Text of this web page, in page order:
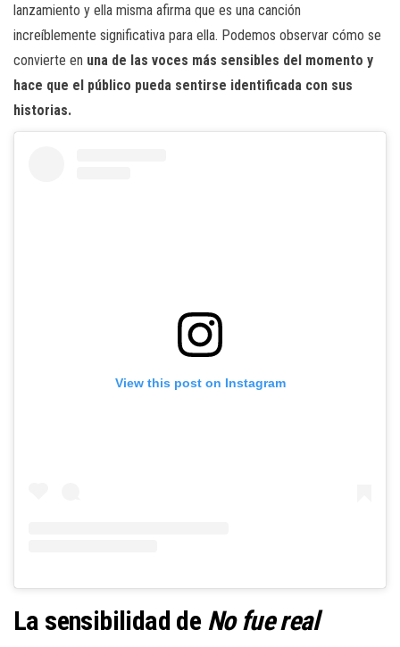
lanzamiento y ella misma afirma que es una canción
increíblemente significativa para ella. Podemos observar cómo se
convierte en una de las voces más sensibles del momento y
hace que el público pueda sentirse identificada con sus
historias.
View this post on Instagram
La sensibilidad de No fue real